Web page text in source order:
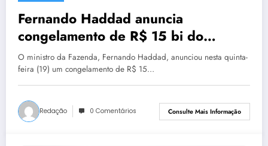
Fernando Haddad anuncia
congelamento de R$ 15 bi do
Orçamento
O ministro da Fazenda, Fernando Haddad, anunciou nesta quinta-
feira (19) um congelamento de R$ 15…
Redação 0 Comentários Consulte Mais Informação